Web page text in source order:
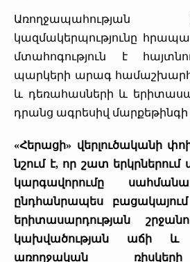
«Հերացի» արհեստակցական
«Հերացի» վերլուծական
Առողջապահության
կազմակերպությունը
մտահոգություն է
պարկերի արագ
և դեռահասների և
դրանց ագրեսիվ մարքեթինգի
«Հերացի» վերլուծականի
նշում է, որ շատ
կարգավորումը
ընդհանրապես
երիտասարդության
կախվածության աճի և
առողջական